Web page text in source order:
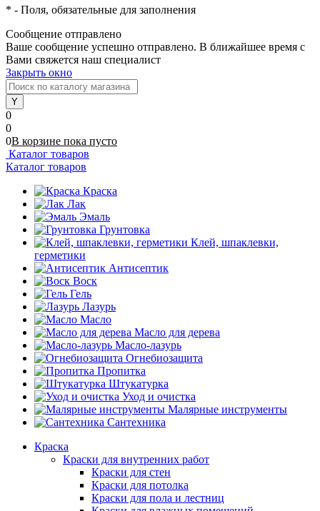
* - Поля, обязательные для заполнения
Сообщение отправлено
Ваше сообщение успешно отправлено. В ближайшее время с
Вами свяжется наш специалист
Закрыть окно
0
0
0В корзине пока пусто
Каталог товаров
Каталог товаров
Краска
Лак
Эмаль
Грунтовка
Клей, шпаклевки,
герметики
Антисептик
Воск
Гель
Лазурь
Масло
Масло для дерева
Масло-лазурь
Огнебиозащита
Пропитка
Штукатурка
Уход и очистка
Малярные инструменты
Сантехника
Краска
Краски для внутренних работ
Краски для стен
Краски для потолка
Краски для пола и лестниц